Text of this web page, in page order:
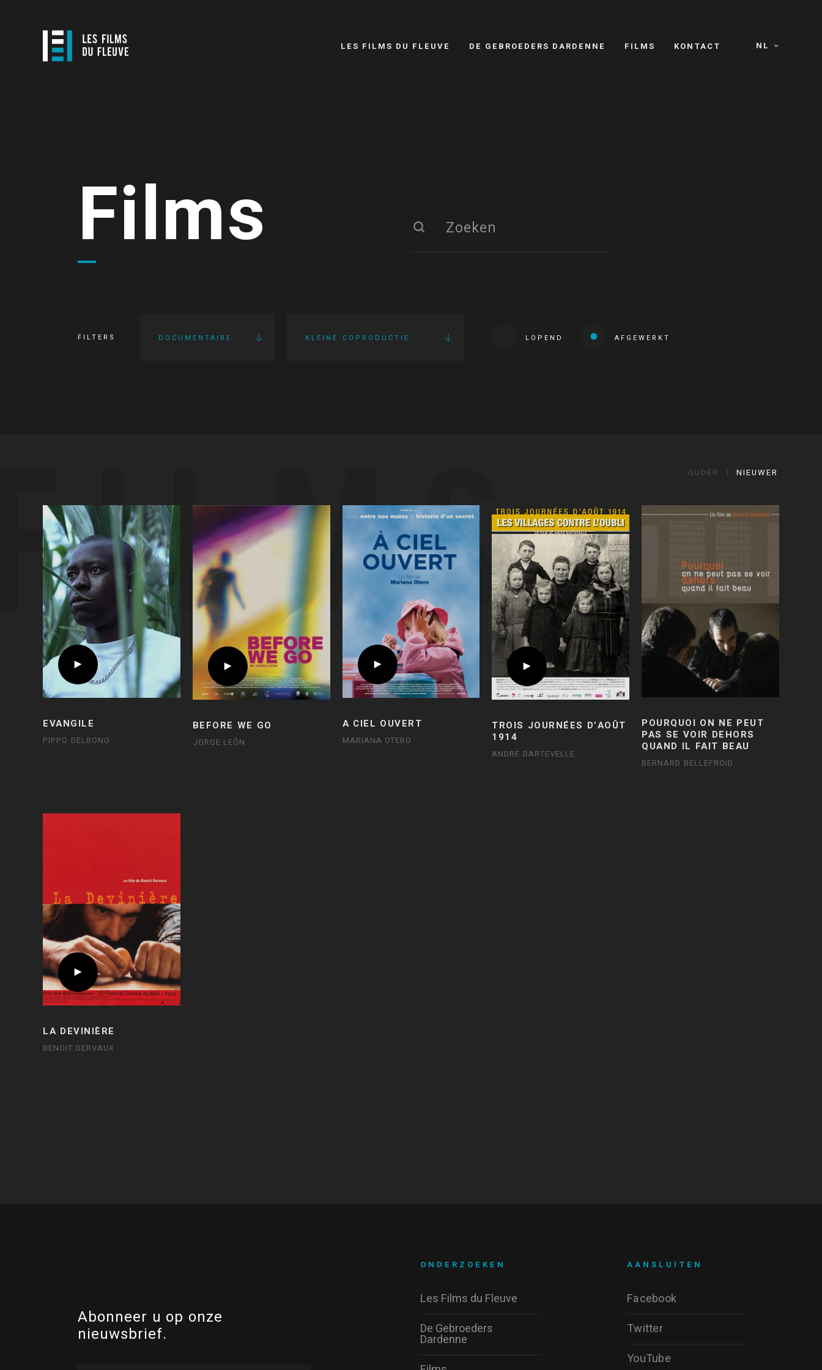
NL
LES FILMS DU FLEUVE DE GEBROEDERS DARDENNE FILMS KONTACT
Films
FILTERS DOCUMENTAIRE KLEINE COPRODUCTIE LOPEND AFGEWERKT
OUDER NIEUWER
EVANGILE
PIPPO DELBONO
BEFORE WE GO
JORGE LEÓN
A CIEL OUVERT
MARIANA OTERO
TROIS JOURNÉES D’AOÛT
1914
ANDRÉ DARTEVELLE
POURQUOI ON NE PEUT
PAS SE VOIR DEHORS
QUAND IL FAIT BEAU
BERNARD BELLEFROID
LA DEVINIÈRE
BENOIT DERVAUX
Abonneer u op onze
nieuwsbrief.
AANSLUITEN
Facebook
Twitter
YouTube
ONDERZOEKEN
Les Films du Fleuve
De Gebroeders
Dardenne